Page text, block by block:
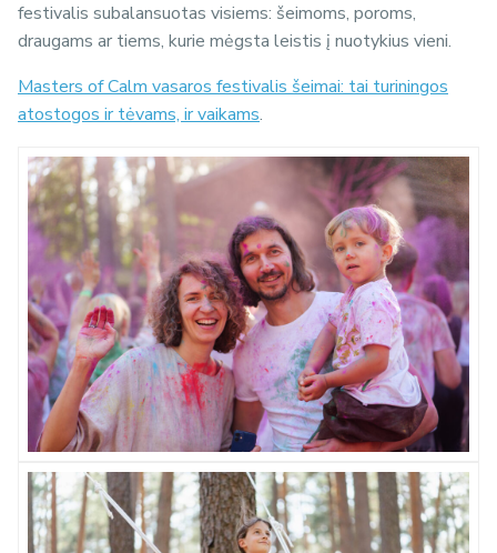
festivalis subalansuotas visiems: šeimoms, poroms,
draugams ar tiems, kurie mėgsta leistis į nuotykius vieni.
Masters of Calm vasaros festivalis šeimai: tai turiningos
atostogos ir tėvams, ir vaikams.